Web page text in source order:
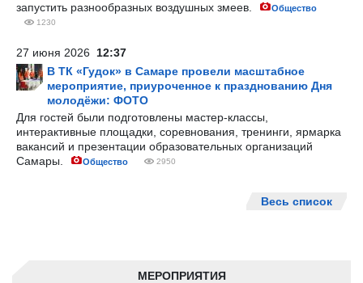
МЕРОПРИЯТИЯ
запустить разнообразных воздушных змеев.
Общество
1230
27 июня 2026 12:37
В ТК «Гудок» в Самаре провели масштабное
мероприятие, приуроченное к празднованию Дня
молодёжи: ФОТО
Для гостей были подготовлены мастер-классы,
интерактивные площадки, соревнования, тренинги, ярмарка
вакансий и презентации образовательных организаций
Самары.
Общество 2950
Весь список